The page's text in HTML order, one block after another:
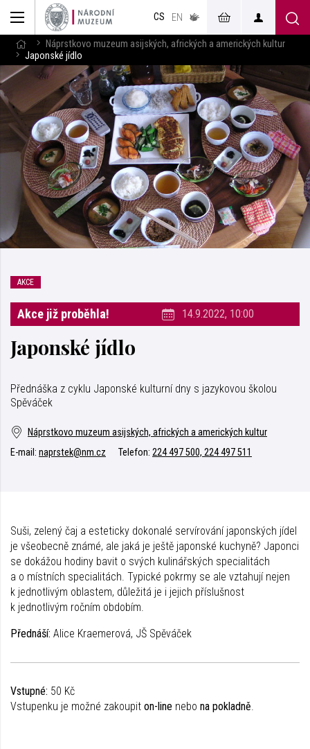
CS EN
v českém
jazyce
Náprstkovo muzeum asijských, afrických a amerických kultur
Japonské jídlo
AKCE
Akce již proběhla! 14.9.2022, 10:00
Japonské jídlo
Přednáška z cyklu Japonské kulturní dny s jazykovou školou
Spěváček
Náprstkovo muzeum asijských, afrických a amerických kultur
E-mail: naprstek@nm.cz Telefon: 224 497 500, 224 497 511
Suši, zelený čaj a esteticky dokonalé servírování japonských jídel
je všeobecně známé, ale jaká je ještě japonské kuchyně? Japonci
se dokážou hodiny bavit o svých kulinářských specialitách
a o místních specialitách. Typické pokrmy se ale vztahují nejen
k jednotlivým oblastem, důležitá je i jejich příslušnost
k jednotlivým ročním obdobím.
Přednáší: Alice Kraemerová, JŠ Spěváček
Vstupné: 50 Kč
Vstupenku je možné zakoupit on-line nebo na pokladně.